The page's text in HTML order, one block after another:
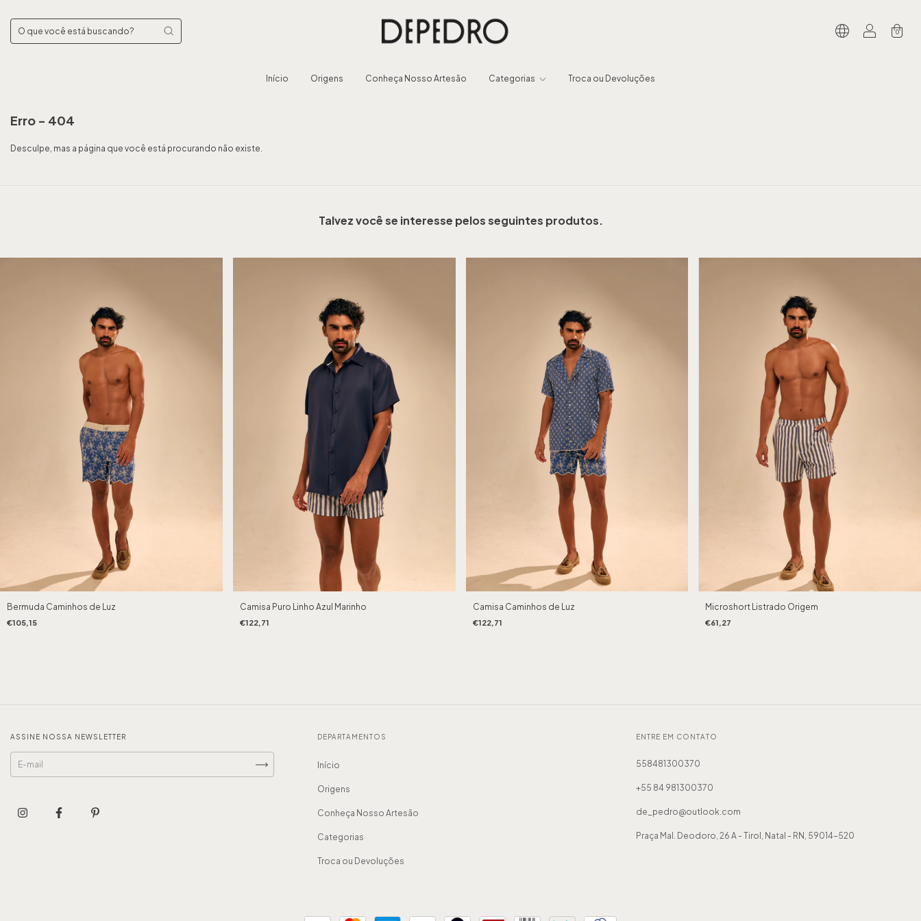
0
Início Origens Conheça Nosso Artesão Categorias Troca ou Devoluções
Erro - 404
Desculpe, mas a página que você está procurando não existe.
Talvez você se interesse pelos seguintes produtos.
Bermuda Caminhos de Luz
€105,15
Camisa Puro Linho Azul Marinho
€122,71
Camisa Caminhos de Luz
€122,71
Microshort Listrado Origem
€61,27
ASSINE NOSSA NEWSLETTER DEPARTAMENTOS
Início
Origens
Conheça Nosso Artesão
Categorias
Troca ou Devoluções
ENTRE EM CONTATO
558481300370
+55 84 981300370
de_pedro@outlook.com
Praça Mal. Deodoro, 26 A - Tirol, Natal - RN, 59014-520